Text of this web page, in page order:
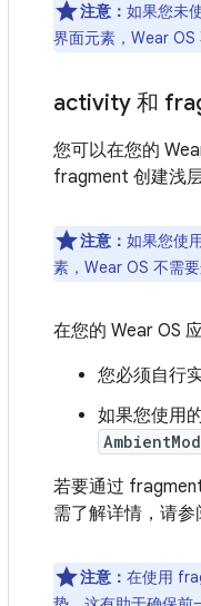
注意： 如果您未
界面元素，Wear OS
activity 和
您可以在您的
fragment 创建浅
注意： 如果您使
素，Wear OS 不需要
在您的 Wear OS
您必须自行
如果您使用
若要通过
需了解详情，请参
注意： 在使用